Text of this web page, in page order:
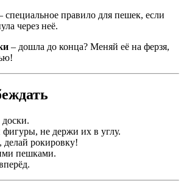
специальное правило для пешек, если
через неё.
– дошла до конца? Меняй её на ферзя,
доски.
фигуры, не держи их в углу.
делай рокировку!
пешками.